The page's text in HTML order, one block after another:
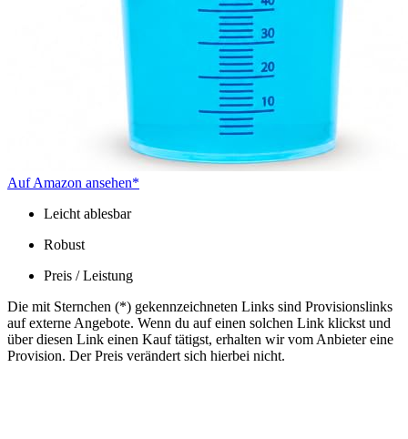
Auf Amazon ansehen*
Leicht ablesbar
Robust
Preis / Leistung
Die mit Sternchen (*) gekennzeichneten Links sind Provisionslinks
auf externe Angebote. Wenn du auf einen solchen Link klickst und
über diesen Link einen Kauf tätigst, erhalten wir vom Anbieter eine
Provision. Der Preis verändert sich hierbei nicht.